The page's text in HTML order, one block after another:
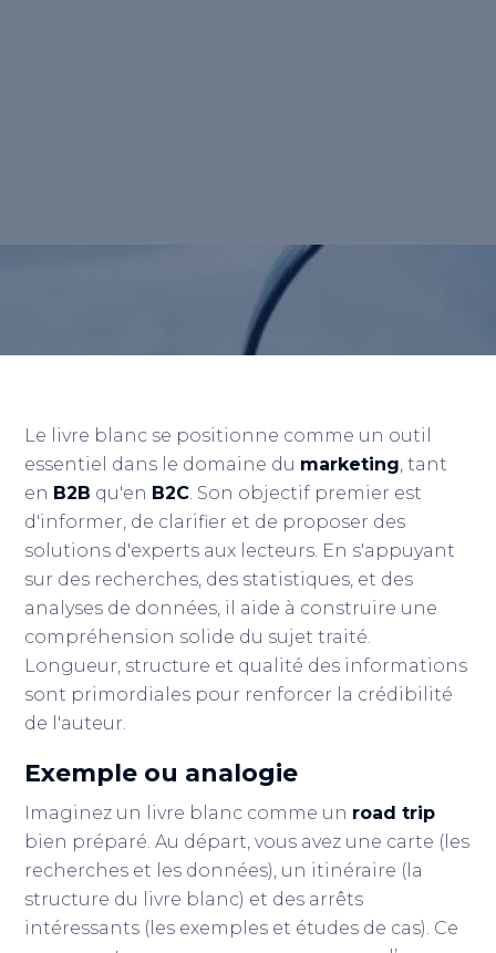
Le livre blanc se positionne comme un outil
essentiel dans le domaine du marketing, tant
en B2B qu'en B2C. Son objectif premier est
d'informer, de clarifier et de proposer des
solutions d'experts aux lecteurs. En s'appuyant
sur des recherches, des statistiques, et des
analyses de données, il aide à construire une
compréhension solide du sujet traité.
Longueur, structure et qualité des informations
sont primordiales pour renforcer la crédibilité
de l'auteur.
Exemple ou analogie
Imaginez un livre blanc comme un road trip
bien préparé. Au départ, vous avez une carte (les
recherches et les données), un itinéraire (la
structure du livre blanc) et des arrêts
intéressants (les exemples et études de cas). Ce